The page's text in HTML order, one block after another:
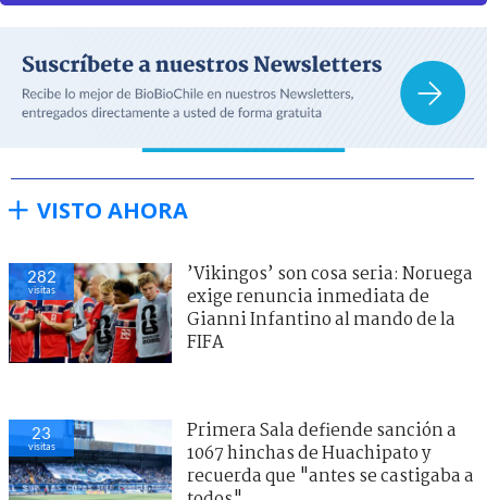
VISTO AHORA
282
visitas
’Vikingos’ son cosa seria: Noruega
exige renuncia inmediata de
Gianni Infantino al mando de la
FIFA
23
visitas
Primera Sala defiende sanción a
1067 hinchas de Huachipato y
recuerda que "antes se castigaba a